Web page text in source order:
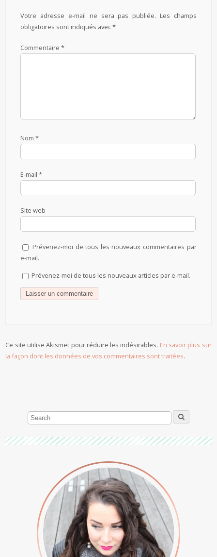
Votre adresse e-mail ne sera pas publiée. Les champs
obligatoires sont indiqués avec*
Commentaire*
Nom*
E-mail*
Site web
Prévenez-moi de tous les nouveaux commentaires par
e-mail.
Prévenez-moi de tous les nouveaux articles par e-mail.
Ce site utilise Akismet pour réduire les indésirables. En savoir plus sur
la façon dont les données de vos commentaires sont traitées.